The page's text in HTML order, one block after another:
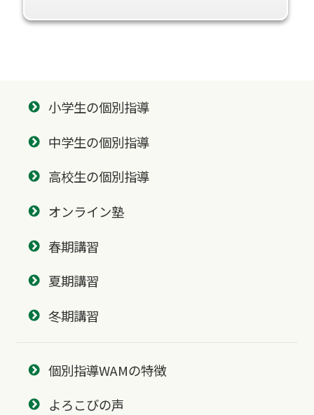
小学生の個別指導
中学生の個別指導
高校生の個別指導
オンライン塾
春期講習
夏期講習
冬期講習
個別指導WAMの特徴
よろこびの声